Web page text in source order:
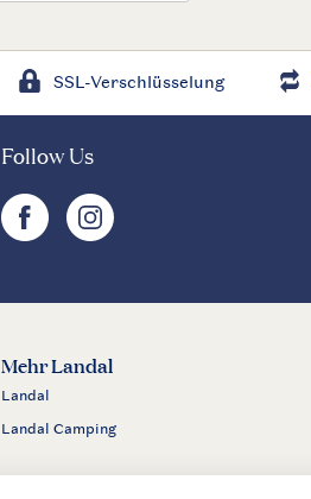
SSL-Verschlüsselung
Follow Us
facebookinstagram
Mehr Landal
Landal
Landal Camping